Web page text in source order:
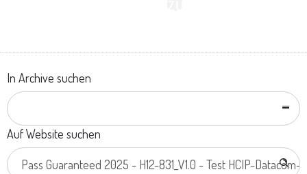
In Archive suchen
Auf Website suchen